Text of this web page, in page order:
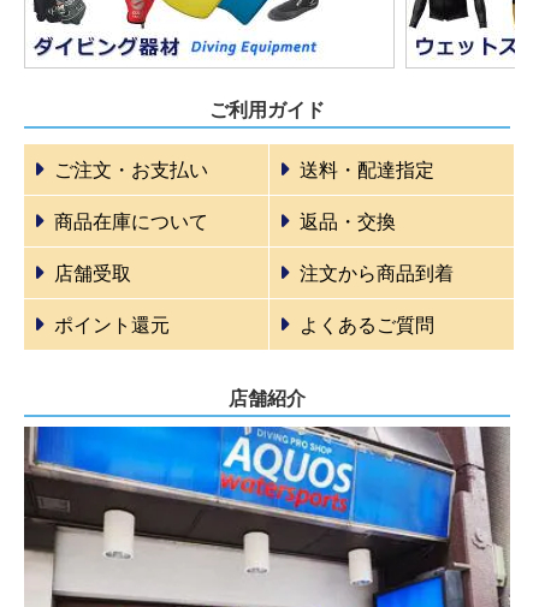
ご利用ガイド
ご注文・お支払い 送料・配達指定
商品在庫について 返品・交換
店舗受取 注文から商品到着
ポイント還元 よくあるご質問
店舗紹介